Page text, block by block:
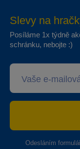
Slevy na
Posíláme 1x týdně
schránku, nebojte :)
Odesláním